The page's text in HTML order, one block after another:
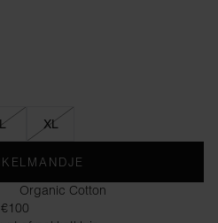
L XL
Organic Cotton